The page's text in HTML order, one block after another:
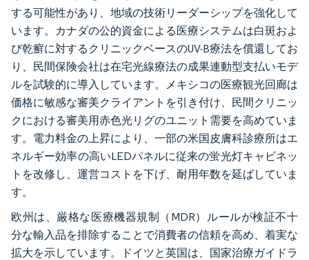
する可能性があり、地域の技術リーダーシップを強化して
います。カナダの公的資金による医療システムは白斑およ
び乾癬に対するクリニックベースのUV-B療法を償還してお
り、民間保険会社は在宅光線療法の成果連動型支払いモデ
ルを試験的に導入しています。メキシコの医療観光回廊は
価格に敏感な審美クライアントを引き付け、民間クリニッ
クにおける審美用赤色光リグのユニット需要を高めていま
す。電力料金の上昇により、一部の米国皮膚科診療所はエ
ネルギー効率の高いLEDパネルに従来の蛍光灯キャビネッ
トを改修し、運営コストを下げ、耐用年数を延ばしていま
す。
欧州は、厳格な医療機器規制（MDR）ルールが検証不十
分な輸入品を排除することで消費者の信頼を高め、着実な
拡大を示しています。ドイツと英国は、国家治療ガイドラ